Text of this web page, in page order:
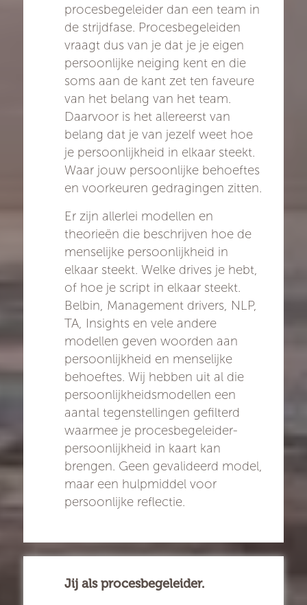
procesbegeleider dan een team in
de strijdfase. Procesbegeleiden
vraagt dus van je dat je je eigen
persoonlijke neiging kent en die
soms aan de kant zet ten faveure
van het belang van het team.
Daarvoor is het allereerst van
belang dat je van jezelf weet hoe
je persoonlijkheid in elkaar steekt.
Waar jouw persoonlijke behoeftes
en voorkeuren gedragingen zitten.
Er zijn allerlei modellen en
theorieën die beschrijven hoe de
menselijke persoonlijkheid in
elkaar steekt. Welke drives je hebt,
of hoe je script in elkaar steekt.
Belbin, Management drivers, NLP,
TA, Insights en vele andere
modellen geven woorden aan
persoonlijkheid en menselijke
behoeftes. Wij hebben uit al die
persoonlijkheidsmodellen een
aantal tegenstellingen gefilterd
waarmee je procesbegeleider-
persoonlijkheid in kaart kan
brengen. Geen gevalideerd model,
maar een hulpmiddel voor
persoonlijke reflectie.
Jij als procesbegeleider.